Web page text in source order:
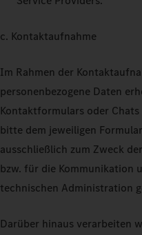
c. Kontaktaufnahme
Im Rahmen der
personenbezogene Daten
Kontaktformulars oder
bitte dem jeweiligen
ausschließlich zum Zweck
bzw. für die Kommunikation
technischen Administration
Darüber hinaus verarbeiten